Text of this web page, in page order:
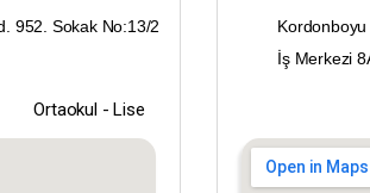
Karaman
952. Sokak No:13/2
Ortaokul - Lise
İş Merkezi